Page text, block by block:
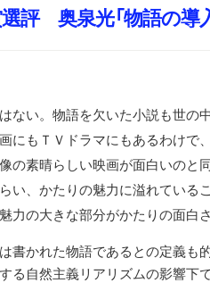
評 奥泉光「物語の導
ない。物語を欠いた小説も世の
にもＴＶドラマにもあるわけで
の素晴らしい映画が面白いの
い、かたりの魅力に溢れている
力の大きな部分がかたりの面白
書かれた物語であるとの定義も
る自然主義リアリズムの影響